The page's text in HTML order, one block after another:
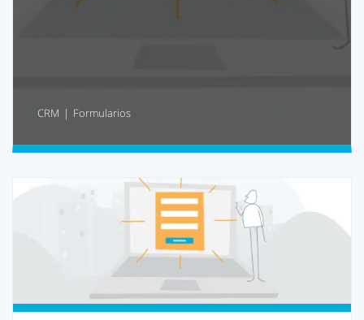
CRM Formularios
Cómo
usar
eventos
de
formularios
E-
goi
para
optimizar